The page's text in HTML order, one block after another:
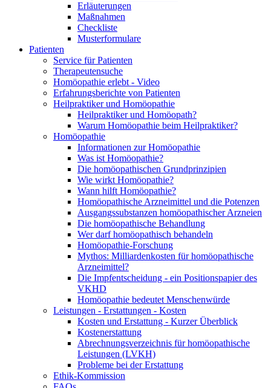
Erläuterungen
Maßnahmen
Checkliste
Musterformulare
Patienten
Service für Patienten
Therapeutensuche
Homöopathie erlebt - Video
Erfahrungsberichte von Patienten
Heilpraktiker und Homöopathie
Heilpraktiker und Homöopath?
Warum Homöopathie beim Heilpraktiker?
Homöopathie
Informationen zur Homöopathie
Was ist Homöopathie?
Die homöopathischen Grundprinzipien
Wie wirkt Homöopathie?
Wann hilft Homöopathie?
Homöopathische Arzneimittel und die Potenzen
Ausgangssubstanzen homöopathischer Arzneien
Die homöopathische Behandlung
Wer darf homöopathisch behandeln
Homöopathie-Forschung
Mythos: Milliardenkosten für homöopathische
Arzneimittel?
Die Impfentscheidung - ein Positionspapier des
VKHD
Homöopathie bedeutet Menschenwürde
Leistungen - Erstattungen - Kosten
Kosten und Erstattung - Kurzer Überblick
Kostenerstattung
Abrechnungsverzeichnis für homöopathische
Leistungen (LVKH)
Probleme bei der Erstattung
Ethik-Kommission